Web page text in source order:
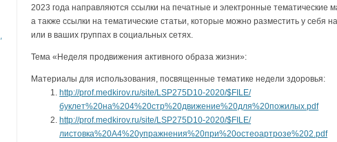
2023 года направляются ссылки на печатные и электронные тематические
а также ссылки на тематические статьи, которые можно разместить у себя
или в ваших группах в социальных сетях.
Тема «Неделя продвижения активного образа жизни»:
Материалы для использования, посвященные тематике недели здоровья:
http://prof.medkirov.ru/site/LSP275D10-2020/$FILE/
буклет%20на%204%20стр%20движение%20для%20пожилых.pdf
http://prof.medkirov.ru/site/LSP275D10-2020/$FILE/
листовка%20А4%20упражнения%20при%20остеоартрозе%202.pdf